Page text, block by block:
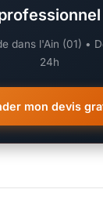
dans l'Ain (01) •
24h
mon devis